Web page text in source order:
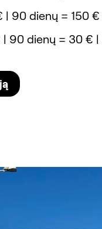
| 90 dienų = 150
| 90 dienų = 30 €